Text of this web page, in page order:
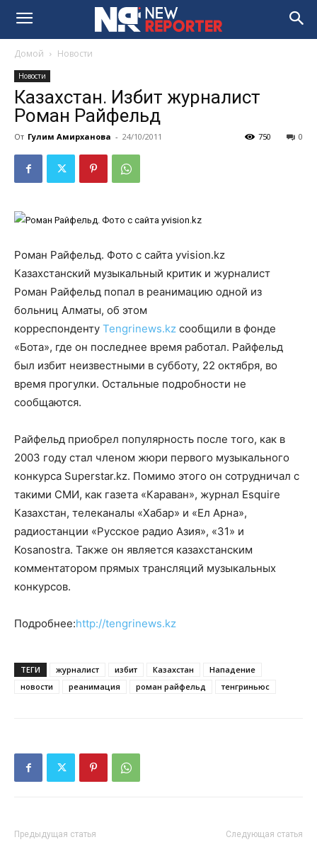
Домой Новости
Новости
Казахстан. Избит журналист
Роман Райфельд
От Гулим Амирханова - 24/10/2011 0
750
Роман Райфельд. Фото с сайта yvision.kz
Казахстанский музыкальный критик и журналист
Роман Райфельд попал в реанимацию одной из
больниц Алматы, об этом
корреспонденту Tengrinews.kz сообщили в фонде
«Бота», где он последнее время работал. Райфельд
был избит неизвестными в субботу, 22 октября, во
время прогулки. Остальные подробности не
сообщаются.
Райфельд приобрел популярность после того, как в
2003 году стал членом жюри первого музыкального
конкурса Superstar.kz. Помимо этого он сотрудничал с
такими СМИ, как газета «Караван», журнал Esquire
Казахстан, телеканалы «Хабар» и «Ел Арна»,
радиостанции «Русское радио Азия», «31» и
Kosanostra. Также он является казахстанским
комментатором прямых трансляций музыкальных
конкурсов.
Подробнее:http://tengrinews.kz
ТЕГИ журналист избит Казахстан
Нападение
новости
реанимация роман райфельд тенгриньюс
Предыдущая статья Следующая статья